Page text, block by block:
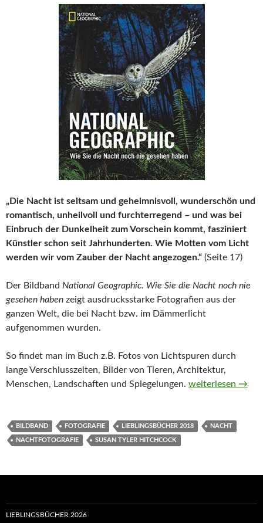
„Die Nacht ist seltsam und geheimnisvoll, wunderschön und
romantisch, unheilvoll und furchterregend – und was bei
Einbruch der Dunkelheit zum Vorschein kommt, fasziniert
Künstler schon seit Jahrhunderten. Wie Motten vom Licht
werden wir vom Zauber der Nacht angezogen.“ (Seite 17)
Der Bildband National Geographic. Wie Sie die Nacht noch nie
gesehen haben zeigt ausdrucksstarke Fotografien aus der
ganzen Welt, die bei Nacht bzw. im Dämmerlicht
aufgenommen wurden.
So findet man im Buch z.B. Fotos von Lichtspuren durch
lange Verschlusszeiten, Bilder von Tieren, Architektur,
Menschen, Landschaften und Spiegelungen. National
weiterlesen →
BILDBAND FOTOGRAFIE LIEBLINGSBÜCHER 2018 NACHT
NACHTFOTOGRAFIE SUSAN TYLER HITCHCOCK
LIEBLINGSBÜCHER 2026